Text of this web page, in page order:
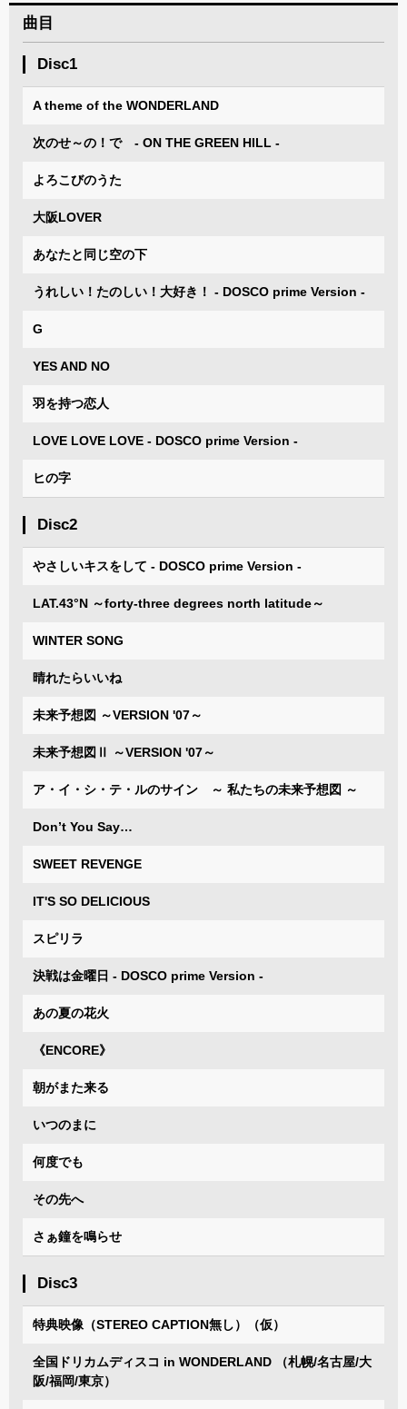
曲目
Disc1
A theme of the WONDERLAND
次のせ～の！で - ON THE GREEN HILL -
よろこびのうた
大阪LOVER
あなたと同じ空の下
うれしい！たのしい！大好き！ - DOSCO prime Version -
G
YES AND NO
羽を持つ恋人
LOVE LOVE LOVE - DOSCO prime Version -
ヒの字
Disc2
やさしいキスをして - DOSCO prime Version -
LAT.43°N ～forty-three degrees north latitude～
WINTER SONG
晴れたらいいね
未来予想図 ～VERSION '07～
未来予想図Ⅱ ～VERSION '07～
ア・イ・シ・テ・ルのサイン ～ 私たちの未来予想図 ～
Don’t You Say…
SWEET REVENGE
IT'S SO DELICIOUS
スピリラ
決戦は金曜日 - DOSCO prime Version -
あの夏の花火
《ENCORE》
朝がまた来る
いつのまに
何度でも
その先へ
さぁ鐘を鳴らせ
Disc3
特典映像（STEREO CAPTION無し）（仮）
全国ドリカムディスコ in WONDERLAND （札幌/名古屋/大
阪/福岡/東京）